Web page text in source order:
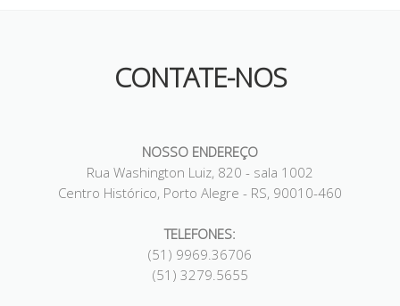
CONTATE-NOS
NOSSO ENDEREÇO
Rua Washington Luiz, 820 - sala 1002
Centro Histórico, Porto Alegre - RS, 90010-460
TELEFONES:
(51) 9969.36706
(51) 3279.5655